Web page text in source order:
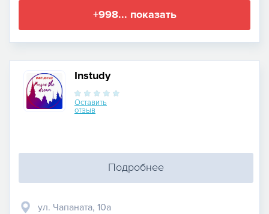
+998... показать
Instudy
Оставить
отзыв
Подробнее
​ул. Чапаната, 10а